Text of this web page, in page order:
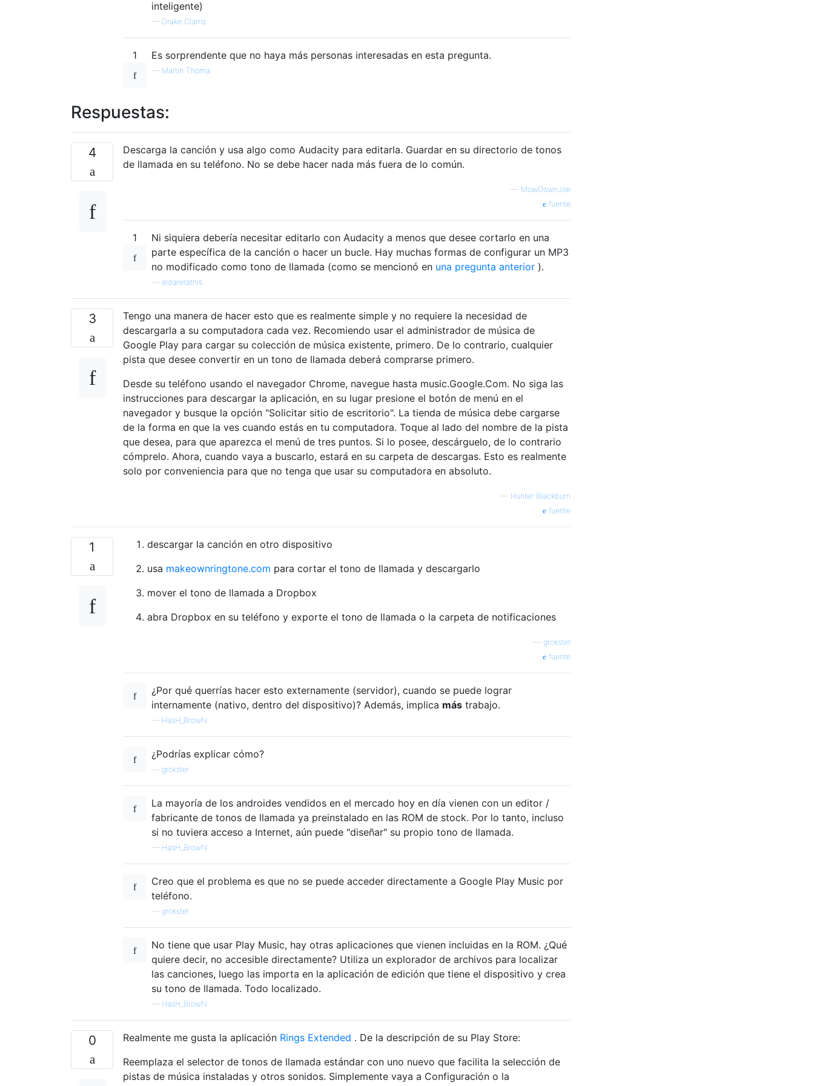
inteligente)
— Drake Clarris
1 Es sorprendente que no haya más personas interesadas en esta pregunta.
— Martin Thoma
Respuestas:
4
Descarga la canción y usa algo como Audacity para editarla. Guardar en su directorio de tonos
de llamada en su teléfono. No se debe hacer nada más fuera de lo común.
— MowDownJoe
fuente
1
Ni siquiera debería necesitar editarlo con Audacity a menos que desee cortarlo en una
parte específica de la canción o hacer un bucle. Hay muchas formas de configurar un MP3
no modificado como tono de llamada (como se mencionó en una pregunta anterior ).
eldarerathis
3
Tengo una manera de hacer esto que es realmente simple y no requiere la necesidad de
descargarla a su computadora cada vez. Recomiendo usar el administrador de música de
Google Play para cargar su colección de música existente, primero. De lo contrario, cualquier
pista que desee convertir en un tono de llamada deberá comprarse primero.
Desde su teléfono usando el navegador Chrome, navegue hasta music.Google.Com. No siga las
instrucciones para descargar la aplicación, en su lugar presione el botón de menú en el
navegador y busque la opción "Solicitar sitio de escritorio". La tienda de música debe cargarse
de la forma en que la ves cuando estás en tu computadora. Toque al lado del nombre de la pista
que desea, para que aparezca el menú de tres puntos. Si lo posee, descárguelo, de lo contrario
cómprelo. Ahora, cuando vaya a buscarlo, estará en su carpeta de descargas. Esto es realmente
solo por conveniencia para que no tenga que usar su computadora en absoluto.
— Hunter Blackburn
fuente
1
descargar la canción en otro dispositivo
usa makeownringtone.com para cortar el tono de llamada y descargarlo
mover el tono de llamada a Dropbox
abra Dropbox en su teléfono y exporte el tono de llamada o la carpeta de notificaciones
grokster
fuente
¿Por qué querrías hacer esto externamente (servidor), cuando se puede lograr
internamente (nativo, dentro del dispositivo)? Además, implica más trabajo.
— HasH_BrowN
¿Podrías explicar cómo?
grokster
La mayoría de los androides vendidos en el mercado hoy en día vienen con un editor /
fabricante de tonos de llamada ya preinstalado en las ROM de stock. Por lo tanto, incluso
si no tuviera acceso a Internet, aún puede "diseñar" su propio tono de llamada.
— HasH_BrowN
Creo que el problema es que no se puede acceder directamente a Google Play Music por
teléfono.
grokster
No tiene que usar Play Music, hay otras aplicaciones que vienen incluidas en la ROM. ¿Qué
quiere decir, no accesible directamente? Utiliza un explorador de archivos para localizar
las canciones, luego las importa en la aplicación de edición que tiene el dispositivo y crea
su tono de llamada. Todo localizado.
— HasH_BrowN
0 Realmente me gusta la aplicación Rings Extended . De la descripción de su Play Store:
Reemplaza el selector de tonos de llamada estándar con uno nuevo que facilita la selección de
pistas de música instaladas y otros sonidos. Simplemente vaya a Configuración o la